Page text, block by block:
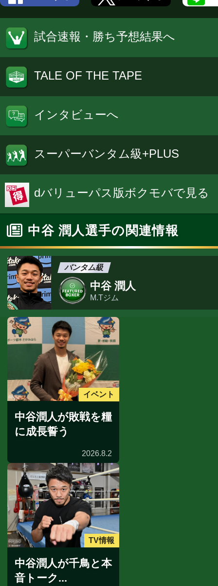
試合速報・勝ち予想結果へ
TALE OF THE TAPE
インタビューへ
スーパーバンタム級+PLUS
dバリューパス版ボクモバで見る
中谷 潤人選手の関連情報
バンタム級
中谷 潤人
M.Tジム
イベント
中谷潤人が敗戦を糧
に成長誓う
2026.8.2
TV情報
中谷潤人が千鳥と本
音トーク...